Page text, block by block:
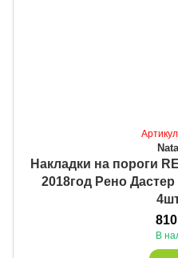
Накладки на пороги
2018год Рено
В